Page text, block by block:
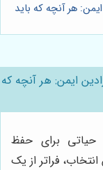
هر آنچه که باید
ایمن: هر آنچه که
حیاتی برای حفظ
فراتر از یک